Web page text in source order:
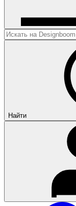
Найти